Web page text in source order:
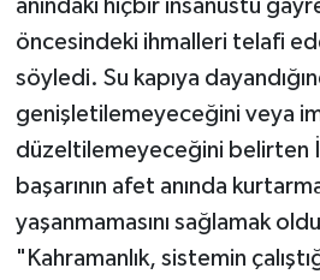
anındaki hiçbir insanüstü
öncesindeki ihmalleri telafi
söyledi. Su kapıya
genişletilemeyeceğini veya
düzeltilemeyeceğini belirten
başarının afet anında
yaşanmamasını sağlamak
"Kahramanlık, sistemin